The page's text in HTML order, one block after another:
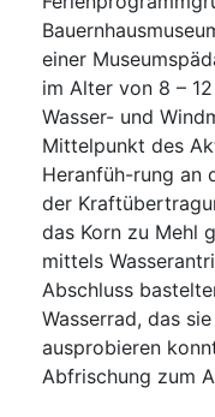
einer
im Alter von 8 –
Wasser- und
Mittelpunkt des
Heranfüh-rung an
der
das Korn zu Mehl
mittels
Abschluss
Wasserrad, das
ausprobieren
Abfrischung zum